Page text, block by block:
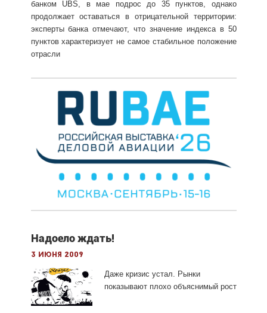
банком UBS, в мае подрос до 35 пунктов, однако
продолжает оставаться в отрицательной территории:
эксперты банка отмечают, что значение индекса в 50
пунктов характеризует не самое стабильное положение
отрасли
Надоело ждать!
3 июня 2009
Даже кризис устал. Рынки
показывают плохо объяснимый рост